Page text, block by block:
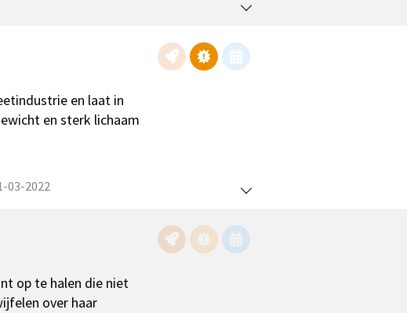
en laat in
en sterk lichaam
03-2022
op te halen die niet
over haar